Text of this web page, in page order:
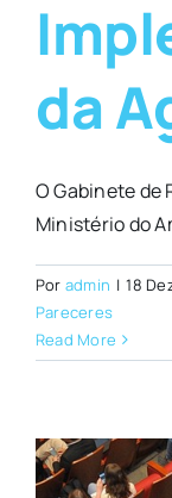
da
O Gabinete de
Ministério do
Por admin | 18
Pareceres
Read More